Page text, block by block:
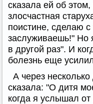
сказала ей об
злосчастная
поистине, сделаю
заслуживаешь!" Но
в другой раз". И
болезнь еще
А через
сказала: "О дитя
когда я услышал